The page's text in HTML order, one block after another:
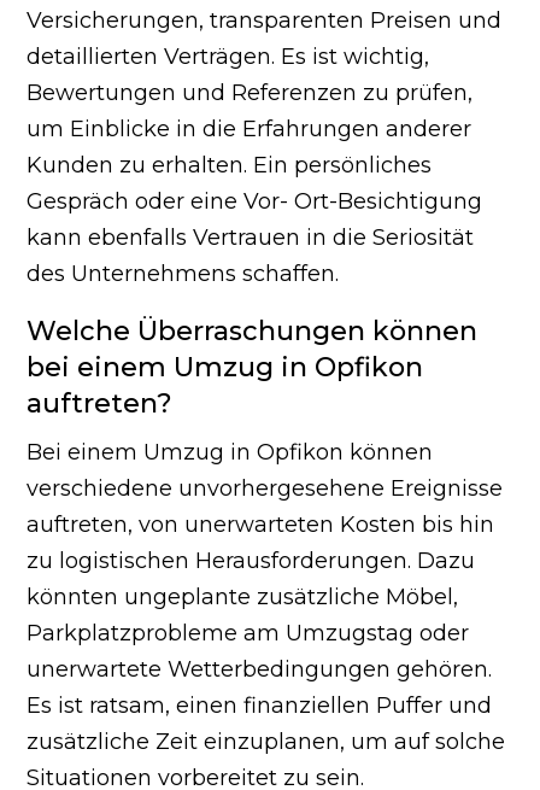
Versicherungen, transparenten Preisen und
detaillierten Verträgen. Es ist wichtig,
Bewertungen und Referenzen zu prüfen,
um Einblicke in die Erfahrungen anderer
Kunden zu erhalten. Ein persönliches
Gespräch oder eine Vor- Ort-Besichtigung
kann ebenfalls Vertrauen in die Seriosität
des Unternehmens schaffen.
Welche Überraschungen können
bei einem Umzug in Opfikon
auftreten?
Bei einem Umzug in Opfikon können
verschiedene unvorhergesehene Ereignisse
auftreten, von unerwarteten Kosten bis hin
zu logistischen Herausforderungen. Dazu
könnten ungeplante zusätzliche Möbel,
Parkplatzprobleme am Umzugstag oder
unerwartete Wetterbedingungen gehören.
Es ist ratsam, einen finanziellen Puffer und
zusätzliche Zeit einzuplanen, um auf solche
Situationen vorbereitet zu sein.